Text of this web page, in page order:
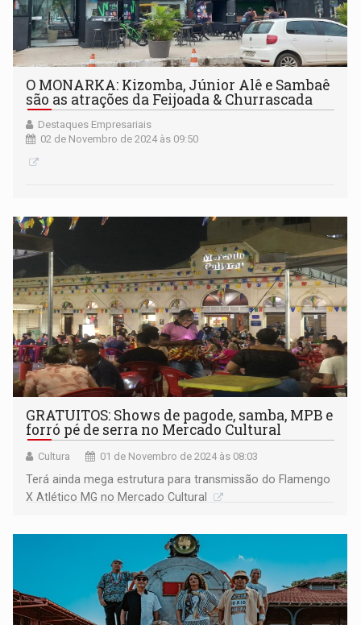
O MONARKA: Kizomba, Júnior Alê e Sambaê
são as atrações da Feijoada & Churrascada
Destaques Empresariais
02 de Novembro de 2024 às 09:50
GRATUITOS: Shows de pagode, samba, MPB e
forró pé de serra no Mercado Cultural
Cultura 01 de Novembro de 2024 às 08:03
Terá ainda mega estrutura para transmissão do Flamengo
X Atlético MG no Mercado Cultural